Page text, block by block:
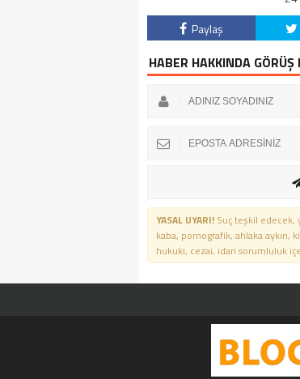
Paylaş
HABER HAKKINDA GÖRÜŞ
YASAL UYARI! Suç teşkil edecek,
kaba, pornografik, ahlaka
hukuki, cezai, idari sorumluluk